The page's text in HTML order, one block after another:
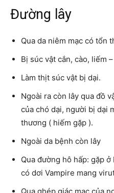
Đường lây
Qua da niêm mạc có tổn
Bị súc vật cắn, cào, liếm
Làm thịt súc vật bị dại.
Ngoài ra còn lây qua đồ
của chó dại, người bị dại
thương ( hiếm gặp ).
Ngoài da bệnh còn lây
Qua đường hô hấp: gặp
có dơi Vampire mang